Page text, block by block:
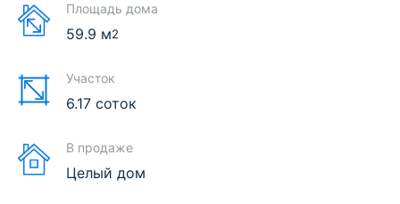
Площадь дома
59.9 м2
Участок
6.17 соток
В продаже
Целый дом